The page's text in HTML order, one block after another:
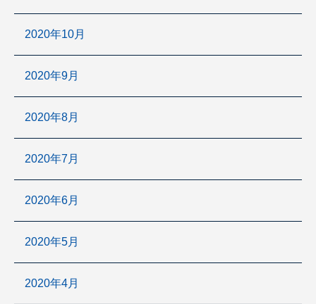
2020年10月
2020年9月
2020年8月
2020年7月
2020年6月
2020年5月
2020年4月